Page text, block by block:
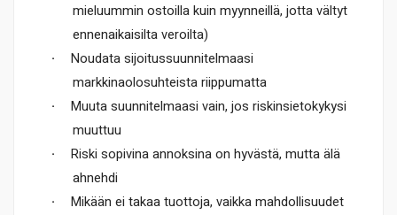
mieluummin ostoilla kuin myynneillä, jotta vältyt
ennenaikaisilta veroilta)
·
Noudata sijoitussuunnitelmaasi
markkinaolosuhteista riippumatta
·
Muuta suunnitelmaasi vain, jos riskinsietokykysi
muuttuu
·
Riski sopivina annoksina on hyvästä, mutta älä
ahnehdi
·
Mikään ei takaa tuottoja, vaikka mahdollisuudet